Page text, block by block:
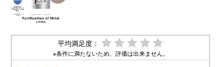
平均満足度：
※条件に満たないため、評価は出来ません。